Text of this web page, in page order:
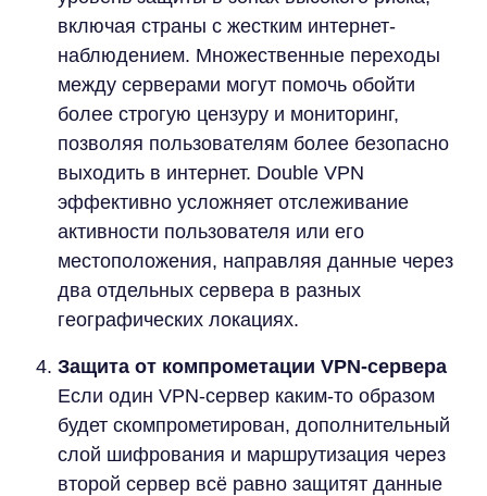
включая страны с жестким интернет-
наблюдением. Множественные переходы
между серверами могут помочь обойти
более строгую цензуру и мониторинг,
позволяя пользователям более безопасно
выходить в интернет. Double VPN
эффективно усложняет отслеживание
активности пользователя или его
местоположения, направляя данные через
два отдельных сервера в разных
географических локациях.
Защита от компрометации VPN-сервера
Если один VPN-сервер каким-то образом
будет скомпрометирован, дополнительный
слой шифрования и маршрутизация через
второй сервер всё равно защитят данные